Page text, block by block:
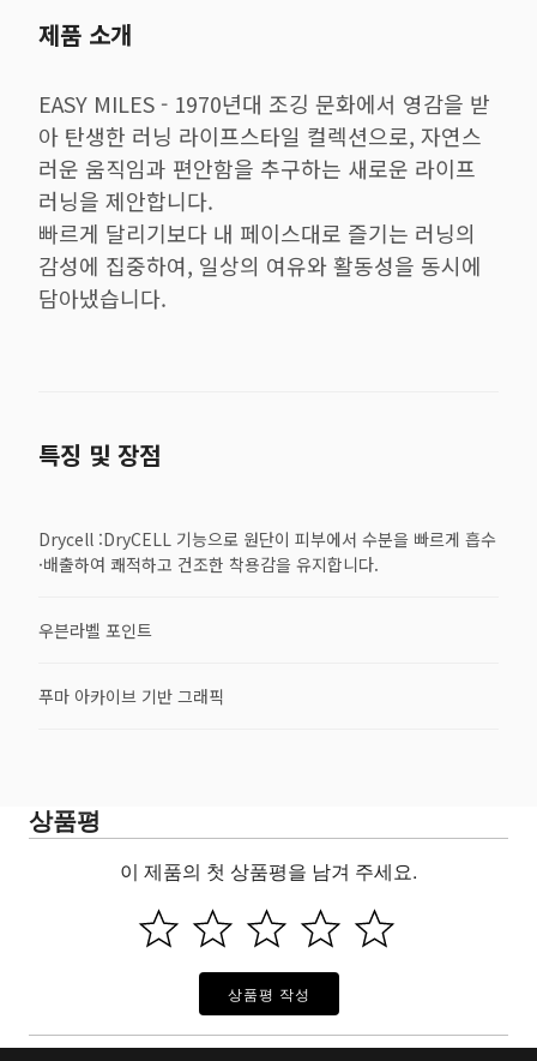
제품 소개
EASY MILES - 1970년대 조깅 문화에서 영감을 받
아 탄생한 러닝 라이프스타일 컬렉션으로, 자연스
러운 움직임과 편안함을 추구하는 새로운 라이프
러닝을 제안합니다.
빠르게 달리기보다 내 페이스대로 즐기는 러닝의
감성에 집중하여, 일상의 여유와 활동성을 동시에
담아냈습니다.
특징 및 장점
Drycell :DryCELL 기능으로 원단이 피부에서 수분을 빠르게 흡수
·배출하여 쾌적하고 건조한 착용감을 유지합니다.
우븐라벨 포인트
푸마 아카이브 기반 그래픽
상품평
이 제품의 첫 상품평을 남겨 주세요.
상품평 작성